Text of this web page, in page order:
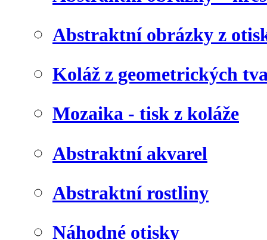
Abstraktní obrázky z
Koláž z geometrických
Mozaika - tisk z koláže
Abstraktní akvarel
Abstraktní rostliny
Náhodné otisky